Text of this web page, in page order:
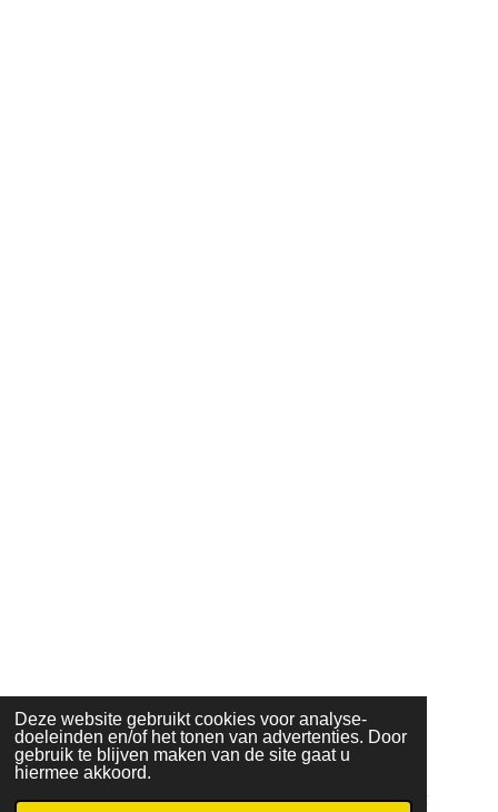
Deze website gebruikt cookies voor analyse-
doeleinden en/of het tonen van advertenties. Door
gebruik te blijven maken van de site gaat u
hiermee akkoord.